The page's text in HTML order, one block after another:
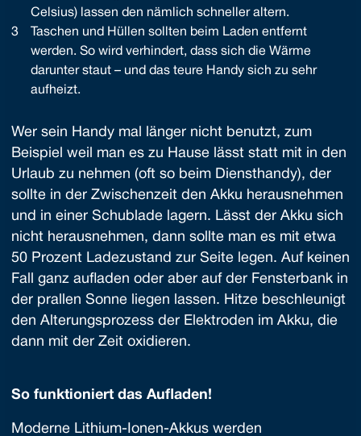
Celsius) lassen den nämlich schneller altern.
Taschen und Hüllen sollten beim Laden entfernt
werden. So wird verhindert, dass sich die Wärme
darunter staut – und das teure Handy sich zu sehr
aufheizt.
Wer sein Handy mal länger nicht benutzt, zum
Beispiel weil man es zu Hause lässt statt mit in den
Urlaub zu nehmen (oft so beim Diensthandy), der
sollte in der Zwischenzeit den Akku herausnehmen
und in einer Schublade lagern. Lässt der Akku sich
nicht herausnehmen, dann sollte man es mit etwa
50 Prozent Ladezustand zur Seite legen. Auf keinen
Fall ganz aufladen oder aber auf der Fensterbank in
der prallen Sonne liegen lassen. Hitze beschleunigt
den Alterungsprozess der Elektroden im Akku, die
dann mit der Zeit oxidieren.
So funktioniert das Aufladen!
Moderne Lithium-Ionen-Akkus werden